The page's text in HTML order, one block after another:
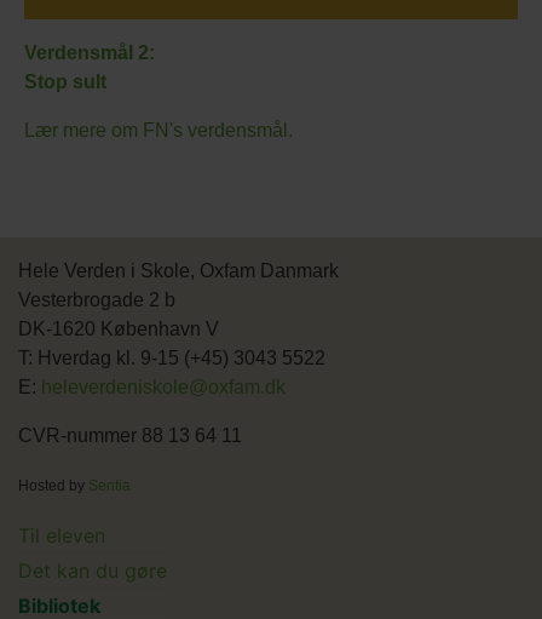
Verdensmål 2:
Stop sult
Lær mere om FN's verdensmål.
Hele Verden i Skole, Oxfam Danmark
Vesterbrogade 2 b
DK-1620 København V
T: Hverdag kl. 9-15 (+45) 3043 5522
E: heleverdeniskole@oxfam.dk
CVR-nummer 88 13 64 11
Hosted by Sentia
Main
menu
Til eleven
Det kan du gøre
Bibliotek